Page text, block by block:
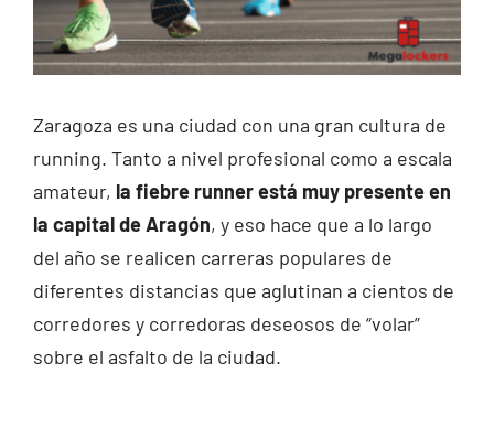
Zaragoza es una ciudad con una gran cultura de
running. Tanto a nivel profesional como a escala
amateur, la fiebre runner está muy presente en
la capital de Aragón, y eso hace que a lo largo
del año se realicen carreras populares de
diferentes distancias que aglutinan a cientos de
corredores y corredoras deseosos de “volar”
sobre el asfalto de la ciudad.